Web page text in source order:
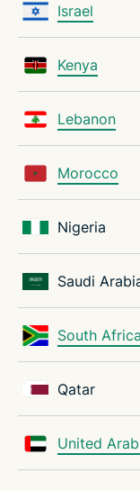
Israel
Kenya
Lebanon
Morocco
Nigeria
Saudi
South Africa
Qatar
United